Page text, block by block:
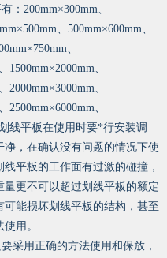
：200mm×300mm、
、500mm×600mm、
、
1500mm×2000mm、
2000mm×3000mm、
2500mm×6000mm、
线平板在使用时要*行安装调
，在确认没有问题的情况下使
平板的工作面有过激的碰撞，
更不可以超过划线平板的额定
能损坏划线平板的结构，甚至
用。
采用正确的方法使用和保放，